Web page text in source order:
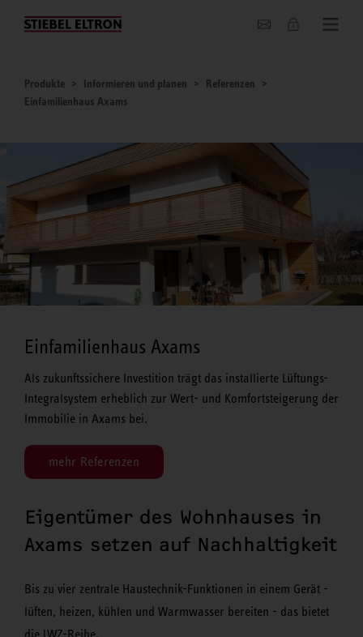
Unternehmen
Produkte Informieren und planen
Referenzen
Einfamilienhaus Axams
Einfamilienhaus Axams
Als zukunftssichere Investition trägt das installierte Lüftungs-
Integralsystem erheblich zur Wert- und Komfortsteigerung der
Immobilie in Axams bei.
mehr Referenzen
Eigentümer des Wohnhauses in
Axams setzen auf Nachhaltigkeit
Bis zu vier zentrale Haustechnik-Funktionen in einem Gerät -
lüften, heizen, kühlen und Warmwasser bereiten - das bietet
die LWZ-Reihe.